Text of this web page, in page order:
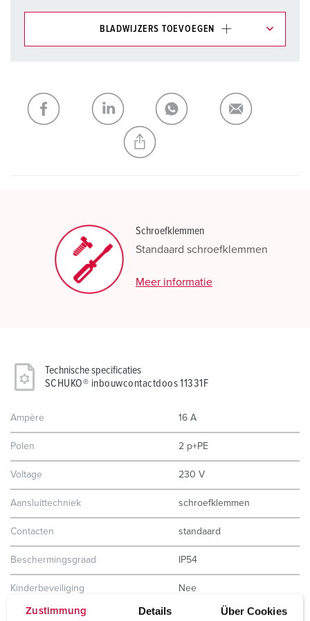
Zustimmung Details Über Cookies
BLADWIJZERS TOEVOEGEN
Mijn lijst TOEVOEGEN
NIEUW LIJST MAKEN
Schroefklemmen
Standaard schroefklemmen
Meer informatie
Technische specificaties
SCHUKO® inbouwcontactdoos 11331F
Ampère 16 A
Polen 2 p+PE
Voltage 230 V
Aansluittechniek schroefklemmen
Contacten standaard
Beschermingsgraad IP54
Kinderbeveiliging Nee
Behuizing materiaal